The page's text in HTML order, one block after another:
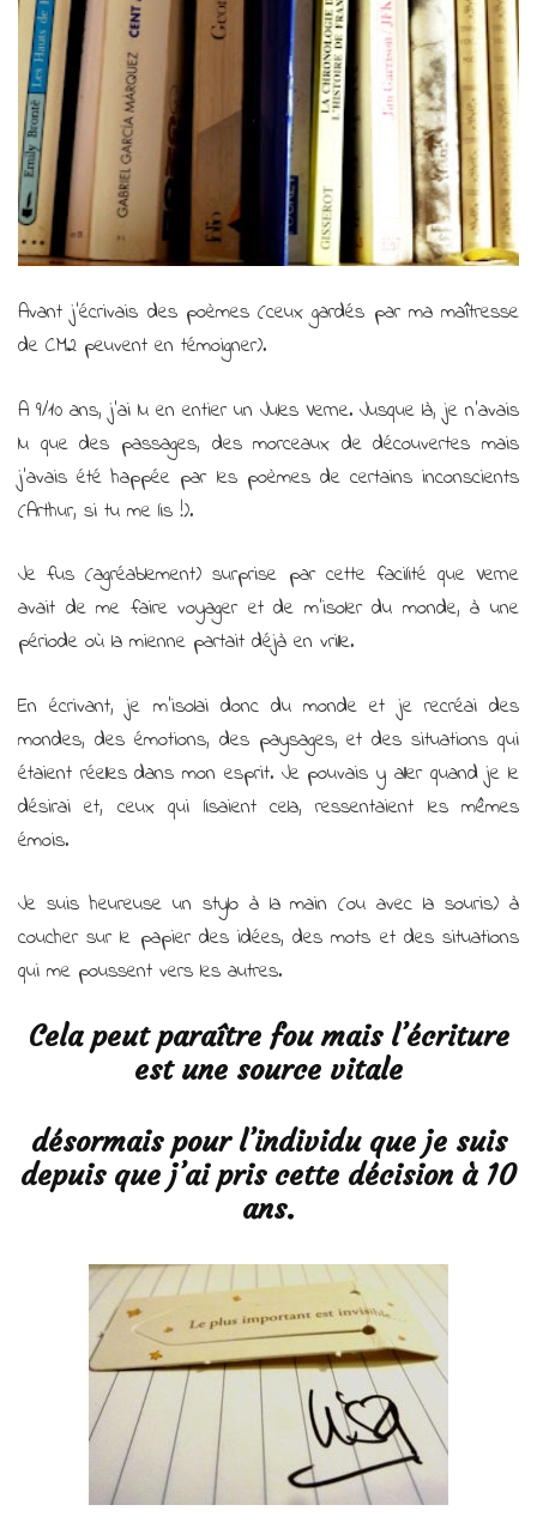
Avant j’écrivais des poèmes (ceux gardés par ma maîtresse
de CM2 peuvent en témoigner).
A 9/10 ans, j’ai lu en entier un Jules Verne. Jusque là, je n’avais
lu que des passages, des morceaux de découvertes mais
j’avais été happée par les poèmes de certains inconscients
(Arthur, si tu me lis !).
Je fus (agréablement) surprise par cette facilité que Verne
avait de me faire voyager et de m’isoler du monde, à une
période où la mienne partait déjà en vrille.
En écrivant, je m’isolai donc du monde et je recréai des
mondes, des émotions, des paysages, et des situations qui
étaient réelles dans mon esprit. Je pouvais y aller quand je le
désirai et, ceux qui lisaient cela, ressentaient les mêmes
émois.
Je suis heureuse un stylo à la main (ou avec la souris) à
coucher sur le papier des idées, des mots et des situations
qui me poussent vers les autres.
Cela peut paraître fou mais l’écriture
est une source vitale
désormais pour l’individu que je suis
depuis que j’ai pris cette décision à 10
ans.